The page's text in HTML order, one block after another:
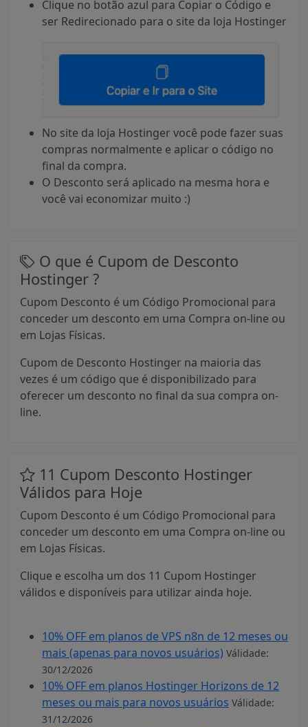
Clique no botão azul para Copiar o Código e
ser Redirecionado para o site da loja Hostinger
No site da loja Hostinger você pode fazer suas
compras normalmente e aplicar o código no
final da compra.
O Desconto será aplicado na mesma hora e
você vai economizar muito :)
O que é Cupom de Desconto
Hostinger ?
Cupom Desconto é um Código Promocional para
conceder um desconto em uma Compra on-line ou
em Lojas Físicas.
Cupom de Desconto Hostinger na maioria das
vezes é um código que é disponibilizado para
oferecer um desconto no final da sua compra on-
line.
11 Cupom Desconto Hostinger
Válidos para Hoje
Cupom Desconto é um Código Promocional para
conceder um desconto em uma Compra on-line ou
em Lojas Físicas.
Clique e escolha um dos 11 Cupom Hostinger
válidos e disponíveis para utilizar ainda hoje.
10% OFF em planos de VPS n8n de 12 meses ou
mais (apenas para novos usuários) Válidade:
30/12/2026
10% OFF em planos Hostinger Horizons de 12
meses ou mais para novos usuários Válidade:
31/12/2026